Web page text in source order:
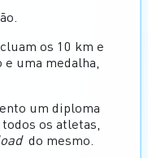
os 10 km e
uma medalha,
um diploma
os atletas,
do mesmo.